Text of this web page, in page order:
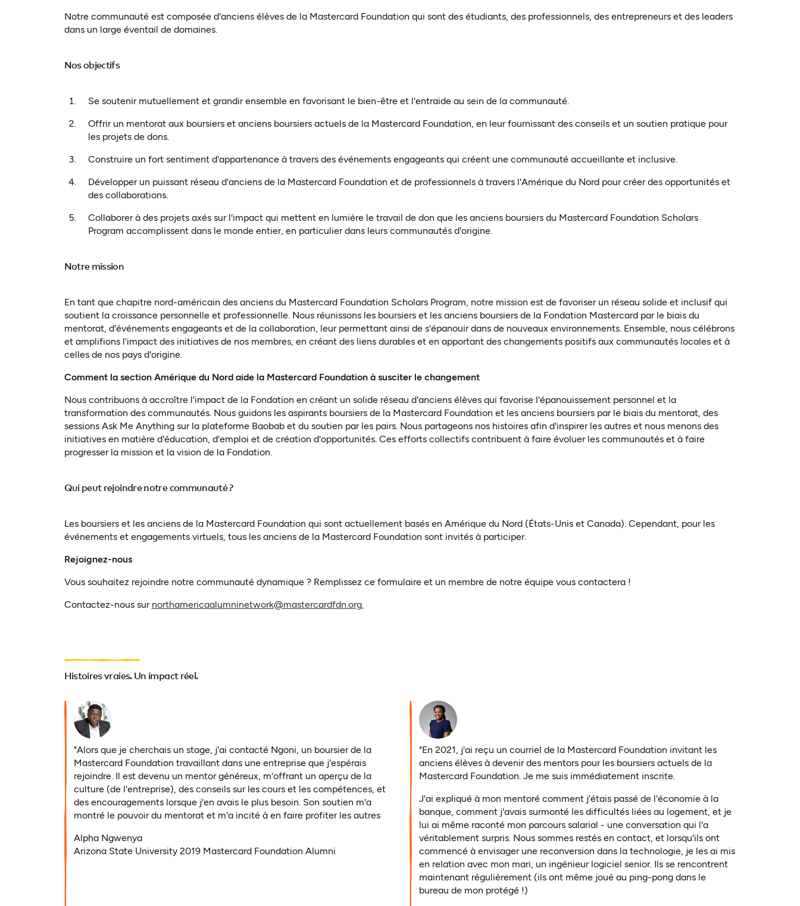
Notre communauté est composée d'anciens élèves de la Mastercard Foundation qui sont des étudiants, des professionnels, des entrepreneurs et des leaders
dans un large éventail de domaines.
Nos objectifs
Se soutenir mutuellement et grandir ensemble en favorisant le bien-être et l'entraide au sein de la communauté.
Offrir un mentorat aux boursiers et anciens boursiers actuels de la Mastercard Foundation, en leur fournissant des conseils et un soutien pratique pour
les projets de dons.
Construire un fort sentiment d'appartenance à travers des événements engageants qui créent une communauté accueillante et inclusive.
Développer un puissant réseau d'anciens de la Mastercard Foundation et de professionnels à travers l'Amérique du Nord pour créer des opportunités et
des collaborations.
Collaborer à des projets axés sur l'impact qui mettent en lumière le travail de don que les anciens boursiers du Mastercard Foundation Scholars
Program accomplissent dans le monde entier, en particulier dans leurs communautés d'origine.
Notre mission
En tant que chapitre nord-américain des anciens du Mastercard Foundation Scholars Program, notre mission est de favoriser un réseau solide et inclusif qui
soutient la croissance personnelle et professionnelle. Nous réunissons les boursiers et les anciens boursiers de la Fondation Mastercard par le biais du
mentorat, d'événements engageants et de la collaboration, leur permettant ainsi de s'épanouir dans de nouveaux environnements. Ensemble, nous célébrons
et amplifions l'impact des initiatives de nos membres, en créant des liens durables et en apportant des changements positifs aux communautés locales et à
celles de nos pays d'origine.
Comment la section Amérique du Nord aide la Mastercard Foundation à susciter le changement
Nous contribuons à accroître l'impact de la Fondation en créant un solide réseau d'anciens élèves qui favorise l'épanouissement personnel et la
transformation des communautés. Nous guidons les aspirants boursiers de la Mastercard Foundation et les anciens boursiers par le biais du mentorat, des
sessions Ask Me Anything sur la plateforme Baobab et du soutien par les pairs. Nous partageons nos histoires afin d'inspirer les autres et nous menons des
initiatives en matière d'éducation, d'emploi et de création d'opportunités. Ces efforts collectifs contribuent à faire évoluer les communautés et à faire
progresser la mission et la vision de la Fondation.
Qui peut rejoindre notre communauté ?
Les boursiers et les anciens de la Mastercard Foundation qui sont actuellement basés en Amérique du Nord (États-Unis et Canada). Cependant, pour les
événements et engagements virtuels, tous les anciens de la Mastercard Foundation sont invités à participer.
Rejoignez-nous
Vous souhaitez rejoindre notre communauté dynamique ? Remplissez ce formulaire et un membre de notre équipe vous contactera !
Contactez-nous sur northamericaalumninetwork@mastercardfdn.org.
Histoires vraies. Un impact réel.
"Alors que je cherchais un stage, j'ai contacté Ngoni, un boursier de la
Mastercard Foundation travaillant dans une entreprise que j'espérais
rejoindre. Il est devenu un mentor généreux, m'offrant un aperçu de la
culture (de l'entreprise), des conseils sur les cours et les compétences, et
des encouragements lorsque j'en avais le plus besoin. Son soutien m'a
montré le pouvoir du mentorat et m'a incité à en faire profiter les autres
Alpha Ngwenya
Arizona State University 2019 Mastercard Foundation Alumni
"En 2021, j'ai reçu un courriel de la Mastercard Foundation invitant les
anciens élèves à devenir des mentors pour les boursiers actuels de la
Mastercard Foundation. Je me suis immédiatement inscrite.
J'ai expliqué à mon mentoré comment j'étais passé de l'économie à la
banque, comment j'avais surmonté les difficultés liées au logement, et je
lui ai même raconté mon parcours salarial - une conversation qui l'a
véritablement surpris. Nous sommes restés en contact, et lorsqu'ils ont
commencé à envisager une reconversion dans la technologie, je les ai mis
en relation avec mon mari, un ingénieur logiciel senior. Ils se rencontrent
maintenant régulièrement (ils ont même joué au ping-pong dans le
bureau de mon protégé !)